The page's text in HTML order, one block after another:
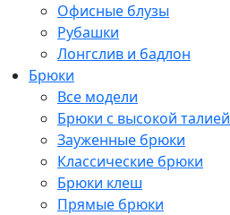
Офисные блузы
Рубашки
Лонгслив и бадлон
Брюки
Все модели
Брюки с высокой талией
Зауженные брюки
Классические брюки
Брюки клеш
Прямые брюки